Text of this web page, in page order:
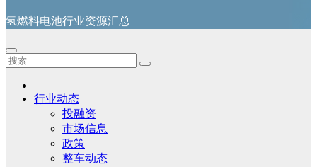
氢燃料电池行业资源汇总
行业动态
投融资
市场信息
政策
整车动态